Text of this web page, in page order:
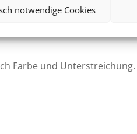
notwendige Cookies
Farbe und